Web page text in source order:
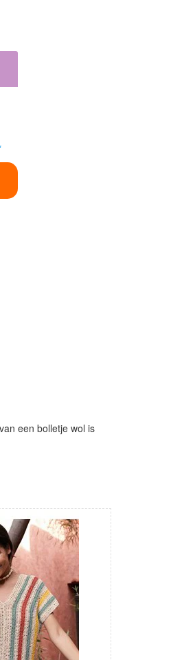
een bolletje wol is